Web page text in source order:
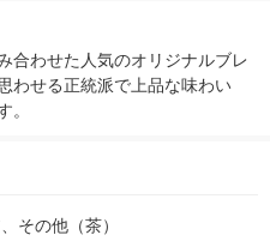
オリジナル
合わせた人気のオリジナルブレ
わせる正統派で上品な味わい
。
その他（茶）